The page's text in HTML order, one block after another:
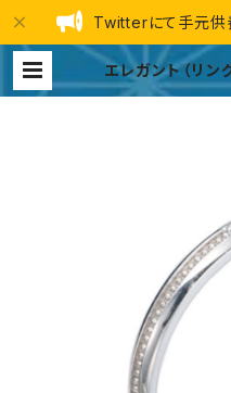
Twitterにて手元供
エレガント（リ
供養品 総